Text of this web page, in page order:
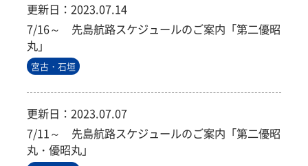
更新日： 2023.07.14
7/16～ 先島航路スケジュールのご案内「第二優昭
丸」
宮古・石垣
更新日： 2023.07.07
7/11～ 先島航路スケジュールのご案内「第二優昭
丸・優昭丸」